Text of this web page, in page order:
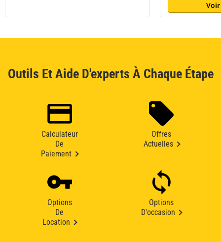
Outils Et Aide D'experts À Chaque Étape
Calculateur
De
Paiement
Offres
Actuelles
Options
De
Location
Options
D'occasion